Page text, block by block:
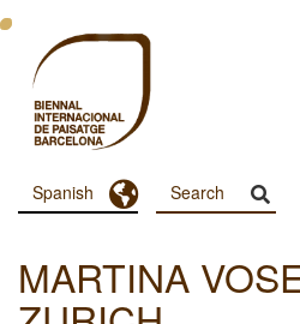
Pasar
contenido
principal
Menu
Principal
Dashboard
Spanish Toggle Dropdown
MARTINA